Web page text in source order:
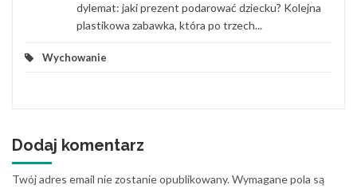
dylemat: jaki prezent podarować dziecku? Kolejna
plastikowa zabawka, która po trzech...
Wychowanie
Dodaj komentarz
Twój adres email nie zostanie opublikowany.Wymagane pola są